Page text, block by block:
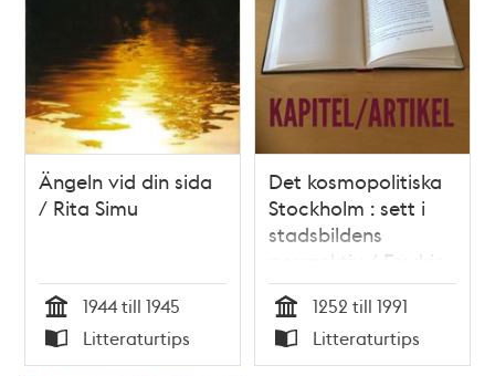
Ängeln vid din sida
/ Rita Simu
Tid
1944 till 1945
Typ
Litteraturtips
Det kosmopolitiska
Stockholm : sett i
stadsbildens
perspektiv / Fredric
Bedoire
Tid
1252 till 1991
Typ
Litteraturtips